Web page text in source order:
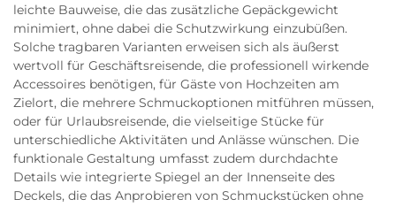
leichte Bauweise, die das zusätzliche Gepäckgewicht
minimiert, ohne dabei die Schutzwirkung einzubüßen.
Solche tragbaren Varianten erweisen sich als äußerst
wertvoll für Geschäftsreisende, die professionell wirkende
Accessoires benötigen, für Gäste von Hochzeiten am
Zielort, die mehrere Schmuckoptionen mitführen müssen,
oder für Urlaubsreisende, die vielseitige Stücke für
unterschiedliche Aktivitäten und Anlässe wünschen. Die
funktionale Gestaltung umfasst zudem durchdachte
Details wie integrierte Spiegel an der Innenseite des
Deckels, die das Anprobieren von Schmuckstücken ohne